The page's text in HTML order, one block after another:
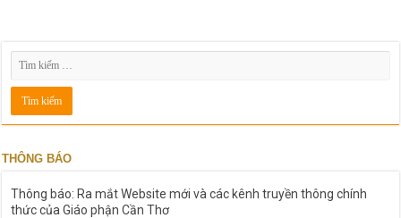
THÔNG BÁO
Thông báo: Ra mắt Website mới và các kênh truyền thông chính
thức của Giáo phận Cần Thơ